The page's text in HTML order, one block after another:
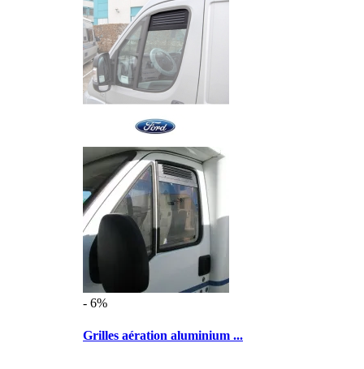
- 6%
Grilles aération aluminium ...